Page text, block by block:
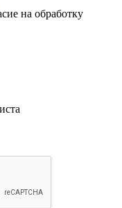
на обработку